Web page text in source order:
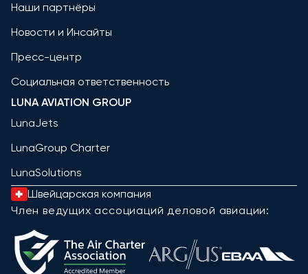
Наши партнёры
Новости и Инсайты
Пресс-центр
Социальная ответственность
LUNA AVIATION GROUP
LunaJets
LunaGroup Charter
LunaSolutions
Швейцарская компания
Член ведущих ассоциаций деловой авиации: